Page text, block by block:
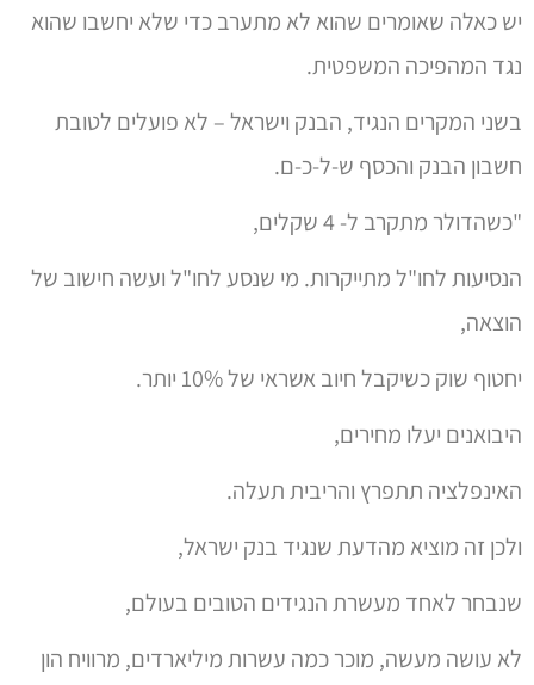
שנבחר לאחד מעשרת הנגידים הטובים בעולם,
לא עושה מעשה, מוכר כמה עשרות מיליארדים, מרוויח הון
תועפות ומגן עלינו"
נגיד מה שנגיד,
מה שבטוח – שבנק ההשקעות 'מורגן סטנלי' פרסם ביום
שישי דו"ח, לפיו השקל התנתק מהמגמה העולמית.
יעני, החללית ניתקה קשר עם כדור הארץ.
מתוך הכתבה:
איפה בנק ישראל זו שאלת מיליון הדולר… בנק ישראל היה
במקרים שבהם השקל התרחק מהשווי ההוגן שלו וזה בדיוק
מה שקורה עכשיו. אם הדולר עולה בעשר אגורות בשבוע, זה
מסחר תקין בעיניו? זה שהדולר יורד כל היום ועולה באמצע